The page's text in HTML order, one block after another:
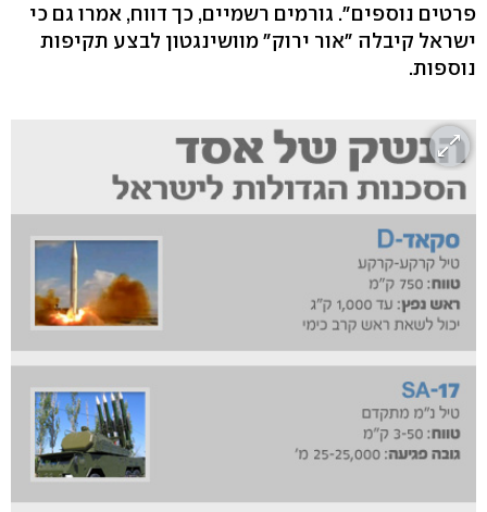
פרטים נוספים". גורמים רשמיים, כך דווח, אמרו גם כי
ישראל קיבלה "אור ירוק" מוושינגטון לבצע תקיפות
נוספות.